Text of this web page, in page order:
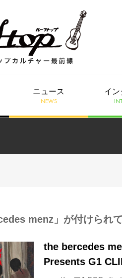
ニュース
NEWS
イン
menz」が付けられ
the bercedes
Presents G1